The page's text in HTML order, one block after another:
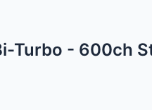
Turbo - 600ch